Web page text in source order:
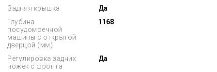
Задняя крышка
Да
Глубина
посудомоечной
машины с открытой
дверцой (мм)
1168
Регулировка задних
ножек с фронта
Да